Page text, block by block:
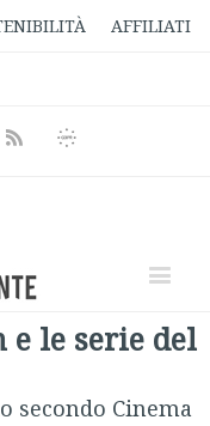
AFFILIATI
Rss
Informativa
e le serie del
Cinema